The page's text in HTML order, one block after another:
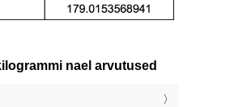
nael arvutused